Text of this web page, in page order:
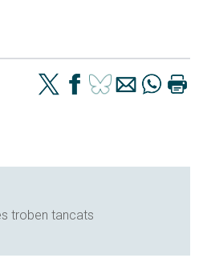
troben tancats